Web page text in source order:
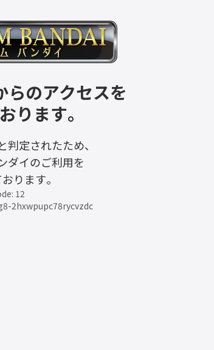
らのアクセスを
ります。
定されたため、
ダイのご利用を
ります。
12
2hxwpupc78rycvzdc